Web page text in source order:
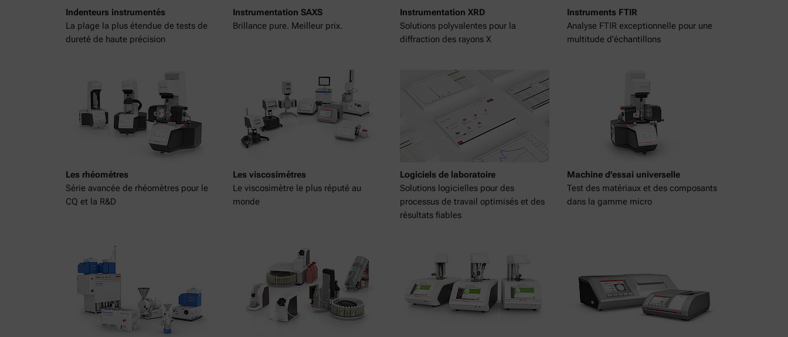
Indenteurs instrumentés
La plage la plus étendue de tests de
dureté de haute précision
Instrumentation SAXS
Brillance pure. Meilleur prix.
Instrumentation XRD
Solutions polyvalentes pour la
diffraction des rayons X
Instruments FTIR
Analyse FTIR exceptionnelle pour une
multitude d'échantillons
Les rhéomètres
Série avancée de rhéomètres pour le
CQ et la R&D
Les viscosimètres
Le viscosimètre le plus réputé au
monde
Logiciels de laboratoire
Solutions logicielles pour des
processus de travail optimisés et des
résultats fiables
Machine d'essai universelle
Test des matériaux et des composants
dans la gamme micro